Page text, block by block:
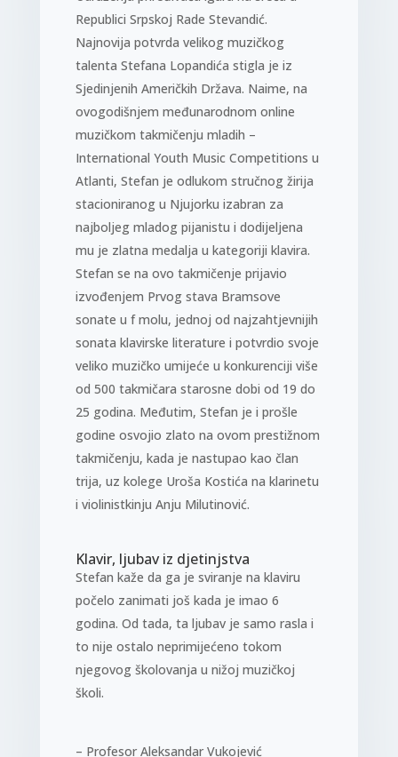
Republici Srpskoj Rade Stevandić.
Najnovija potvrda velikog muzičkog
talenta Stefana Lopandića stigla je iz
Sjedinjenih Američkih Država. Naime, na
ovogodišnjem međunarodnom online
muzičkom takmičenju mladih –
International Youth Music Competitions u
Atlanti, Stefan je odlukom stručnog žirija
stacioniranog u Njujorku izabran za
najboljeg mladog pijanistu i dodijeljena
mu je zlatna medalja u kategoriji klavira.
Stefan se na ovo takmičenje prijavio
izvođenjem Prvog stava Bramsove
sonate u f molu, jednoj od najzahtjevnijih
sonata klavirske literature i potvrdio svoje
veliko muzičko umijeće u konkurenciji više
od 500 takmičara starosne dobi od 19 do
25 godina. Međutim, Stefan je i prošle
godine osvojio zlato na ovom prestižnom
takmičenju, kada je nastupao kao član
trija, uz kolege Uroša Kostića na klarinetu
i violinistkinju Anju Milutinović.
Klavir, ljubav iz djetinjstva
Stefan kaže da ga je sviranje na klaviru
počelo zanimati još kada je imao 6
godina. Od tada, ta ljubav je samo rasla i
to nije ostalo neprimijećeno tokom
njegovog školovanja u nižoj muzičkoj
školi.
– Profesor Aleksandar Vukojević